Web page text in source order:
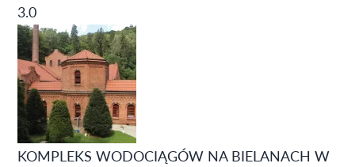
3.0
KOMPLEKS WODOCIĄGÓW NA BIELANACH W